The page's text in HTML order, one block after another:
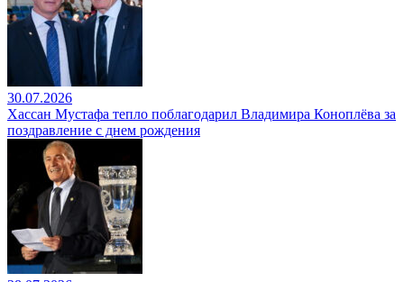
30.07.2026
Хассан Мустафа тепло поблагодарил Владимира Коноплёва за
поздравление с днем рождения